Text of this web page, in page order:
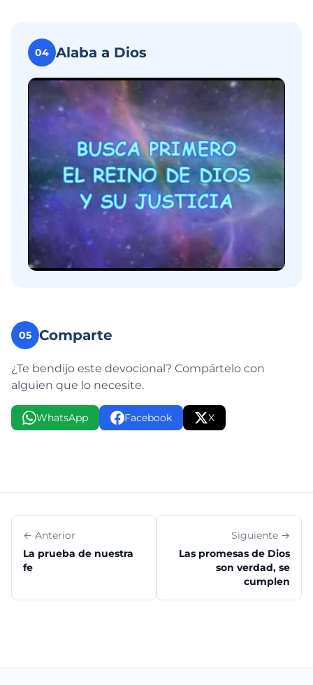
04 Alaba a Dios
05 Comparte
¿Te bendijo este devocional? Compártelo con
alguien que lo necesite.
WhatsApp Facebook X
← Anterior
La prueba de nuestra
fe
Siguiente →
Las promesas de Dios
son verdad, se
cumplen